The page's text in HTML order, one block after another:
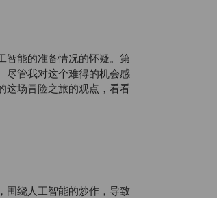
智能的准备情况的怀疑。第
尽管我对这个难得的机会感
这场冒险之旅的观点，看看
围绕人工智能的炒作，导致